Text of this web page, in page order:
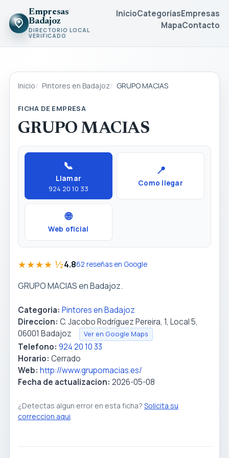
Empresas
Badajoz
DIRECTORIO LOCAL
VERIFICADO
InicioCategoriasEmpresas
MapaContacto
Inicio Pintores en Badajoz GRUPO MACIAS
FICHA DE EMPRESA
GRUPO MACIAS
📞
Llamar
924 20 10 33
📍
Como llegar
🌐
Web oficial
★★★★ ½4.862 reseñas en Google
GRUPO MACIAS en Badajoz.
Categoria: Pintores en Badajoz
Direccion: C. Jacobo Rodríguez Pereira, 1, Local 5,
06001 Badajoz
Ver en Google Maps
Telefono: 924 20 10 33
Horario: Cerrado
Web: http://www.grupomacias.es/
Fecha de actualizacion: 2026-05-08
¿Detectas algun error en esta ficha? Solicita su
correccion aqui